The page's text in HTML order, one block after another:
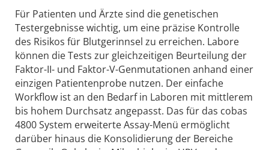
Für Patienten und Ärzte sind die genetischen
Testergebnisse wichtig, um eine präzise Kontrolle
des Risikos für Blutgerinnsel zu erreichen. Labore
können die Tests zur gleichzeitigen Beurteilung der
Faktor-II- und Faktor-V-Genmutationen anhand einer
einzigen Patientenprobe nutzen. Der einfache
Workflow ist an den Bedarf in Laboren mit mittlerem
bis hohem Durchsatz angepasst. Das für das cobas
4800 System erweiterte Assay-Menü ermöglicht
darüber hinaus die Konsolidierung der Bereiche